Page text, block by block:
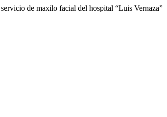
de maxilo facial del hospital “Luis Vernaza”